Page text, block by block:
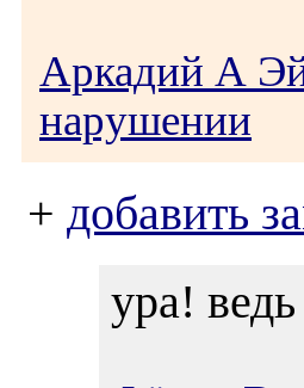
Аркадий А
нарушении
+ добавить
ура!